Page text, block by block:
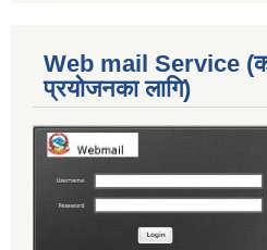
Web mail Service
प्रयोजनका लागि)